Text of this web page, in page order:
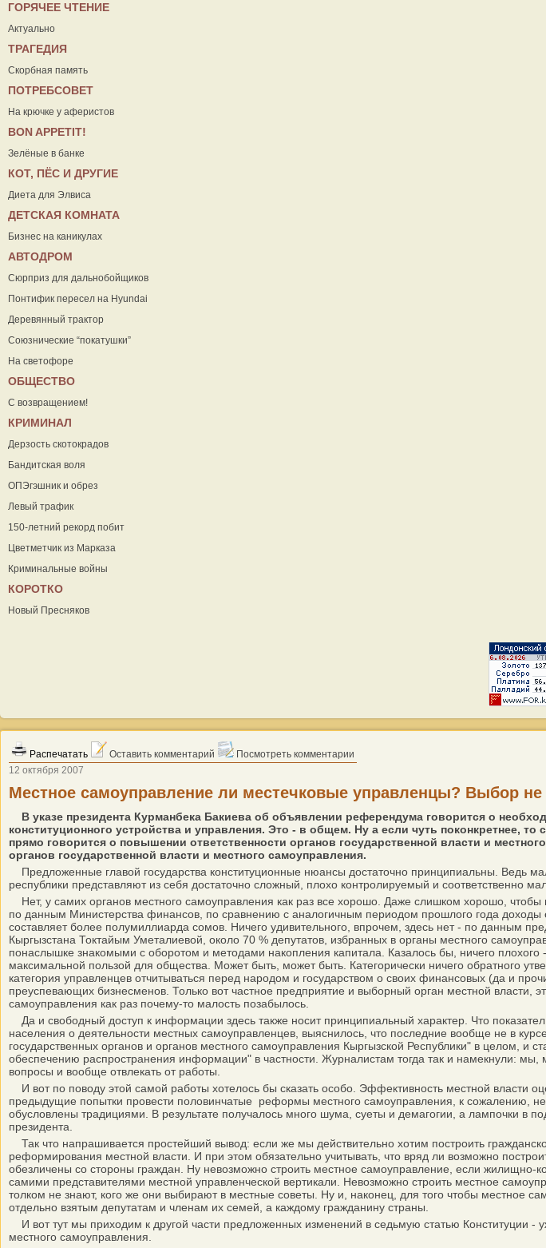
ГОРЯЧЕЕ ЧТЕНИЕ
Актуально
ТРАГЕДИЯ
Скорбная память
ПОТРЕБСОВЕТ
На крючке у аферистов
ВON APPETIT!
Зелёные в банке
КОТ, ПЁС И ДРУГИЕ
Диета для Элвиса
ДЕТСКАЯ КОМНАТА
Бизнес на каникулах
АВТОДРОМ
Сюрприз для дальнобойщиков
Понтифик пересел на Hyundai
Деревянный трактор
Союзнические “покатушки”
На светофоре
ОБЩЕСТВО
С возвращением!
КРИМИНАЛ
Дерзость скотокрадов
Бандитская воля
ОПЭгэшник и обрез
Левый трафик
150-летний рекорд побит
Цветметчик из Марказа
Криминальные войны
КОРОТКО
Новый Пресняков
Распечатать Оставить комментарий
Посмотреть комментарии
12 октября 2007
Местное самоуправление ли местечковые управленцы? Выбор не
В указе президента Курманбека Бакиева об объявлении референдума говорится о
конституционного устройства и управления. Это - в общем. Ну а если чуть поконкретнее,
прямо говорится о повышении ответственности органов государственной власти и
органов государственной власти и местного самоуправления.
Предложенные главой государства конституционные нюансы достаточно принципиальны. Ведь
республики представляют из себя достаточно сложный, плохо контролируемый и соответственно
Нет, у самих органов местного самоуправления как раз все хорошо. Даже слишком хорошо,
по данным Министерства финансов, по сравнению с аналогичным периодом прошлого года доходы
составляет более полумиллиарда сомов. Ничего удивительного, впрочем, здесь нет - по данным
Кыргызстана Токтайым Уметалиевой, около 70 % депутатов, избранных в органы местного
понаслышке знакомыми с оборотом и методами накопления капитала. Казалось бы, ничего
максимальной пользой для общества. Может быть, может быть. Категорически ничего обратного
категория управленцев отчитываться перед народом и государством о своих финансовых (да и
преуспевающих бизнесменов. Только вот частное предприятие и выборный орган местной власти,
самоуправления как раз почему-то малость позабылось.
Да и свободный доступ к информации здесь также носит принципиальный характер. Что
населения о деятельности местных самоуправленцев, выяснилось, что последние вообще не в
государственных органов и органов местного самоуправления Кыргызской Республики" в целом, и
обеспечению распространения информации" в частности. Журналистам тогда так и намекнули:
вопросы и вообще отвлекать от работы.
И вот по поводу этой самой работы хотелось бы сказать особо. Эффективность местной власти
предыдущие попытки провести половинчатые реформы местного самоуправления, к сожалению,
обусловлены традициями. В результате получалось много шума, суеты и демагогии, а лампочки в
президента.
Так что напрашивается простейший вывод: если же мы действительно хотим построить
реформирования местной власти. И при этом обязательно учитывать, что вряд ли возможно
обезличены со стороны граждан. Ну невозможно строить местное самоуправление, если
самими представителями местной управленческой вертикали. Невозможно строить местное
толком не знают, кого же они выбирают в местные советы. Ну и, наконец, для того чтобы
отдельно взятым депутатам и членам их семей, а каждому гражданину страны.
И вот тут мы приходим к другой части предложенных изменений в седьмую статью Конституции
местного самоуправления.